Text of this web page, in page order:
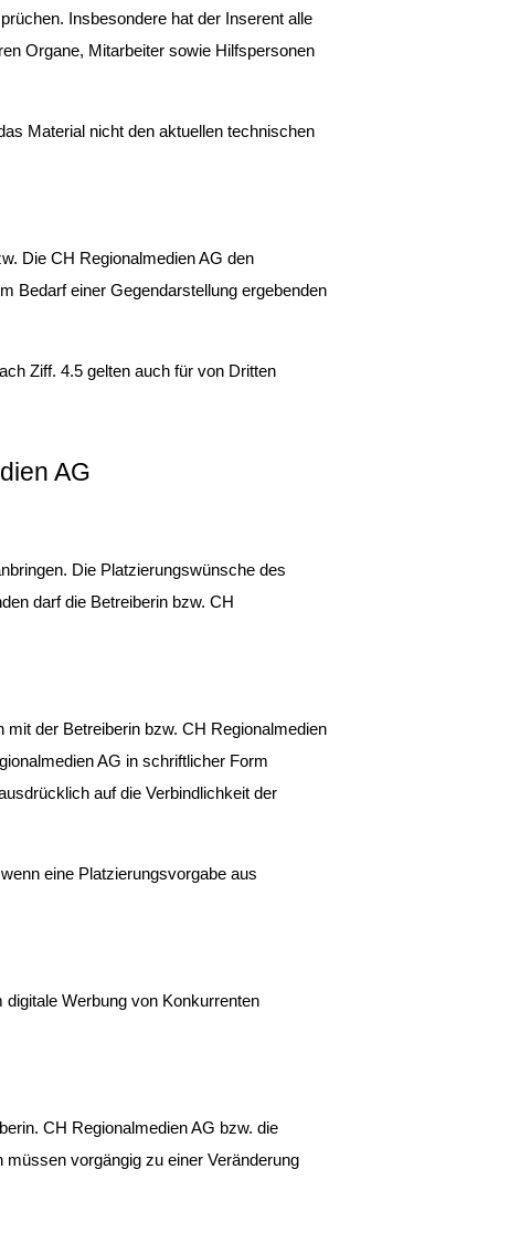
Insbesondere hat der Inserent alle
Organe, Mitarbeiter sowie Hilfspersonen
Material nicht den aktuellen technischen
Die CH Regionalmedien AG den
Bedarf einer Gegendarstellung ergebenden
Ziff. 4.5 gelten auch für von Dritten
AG
Die Platzierungswünsche des
darf die Betreiberin bzw. CH
der Betreiberin bzw. CH Regionalmedien
AG in schriftlicher Form
auf die Verbindlichkeit der
eine Platzierungsvorgabe aus
Werbung von Konkurrenten
CH Regionalmedien AG bzw. die
vorgängig zu einer Veränderung